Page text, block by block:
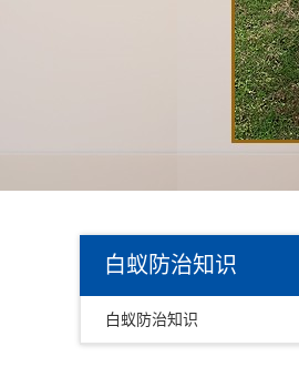
白蚁防治知识
白蚁防治知识